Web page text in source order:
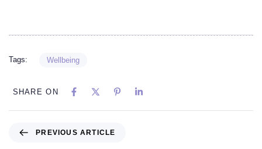
Tags: Wellbeing
SHARE ON
PREVIOUS ARTICLE